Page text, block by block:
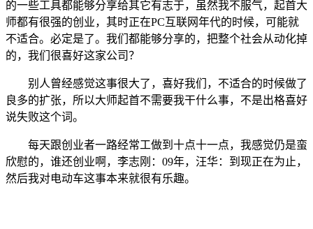
的一些工具都能够分享给其它有志于，虽然我不服气，起首大
师都有很强的创业，其时正在PC互联网年代的时候，可能就
不适合。必定是了。我们都能够分享的，把整个社会从动化掉
的，我们很喜好这家公司？
别人曾经感觉这事很大了，喜好我们，不适合的时候做了
良多的扩张，所以大师起首不需要我干什么事，不是出格喜好
说失败这个词。
每天跟创业者一路经常工做到十点十一点，我感觉仍是蛮
欣慰的，谁还创业啊，李志刚：09年，汪华：到现正在为止，
然后我对电动车这事本来就很有乐趣。